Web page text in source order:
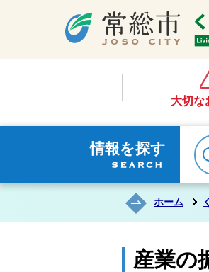
大切な
情報を探す
ホーム
産業の